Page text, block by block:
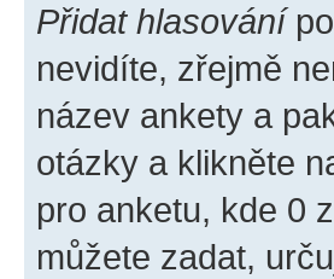
Přidat hlasování
nevidíte, zřejmě
název ankety a
otázky a klikněte
pro anketu, kde 0
můžete zadat,